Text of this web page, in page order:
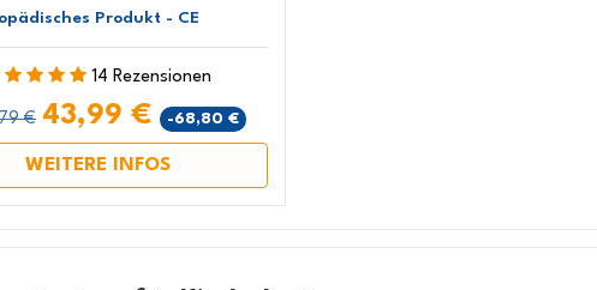
Produkt - CE
14 Rezensionen
€ 43,99 € -68,80 €
WEITERE INFOS